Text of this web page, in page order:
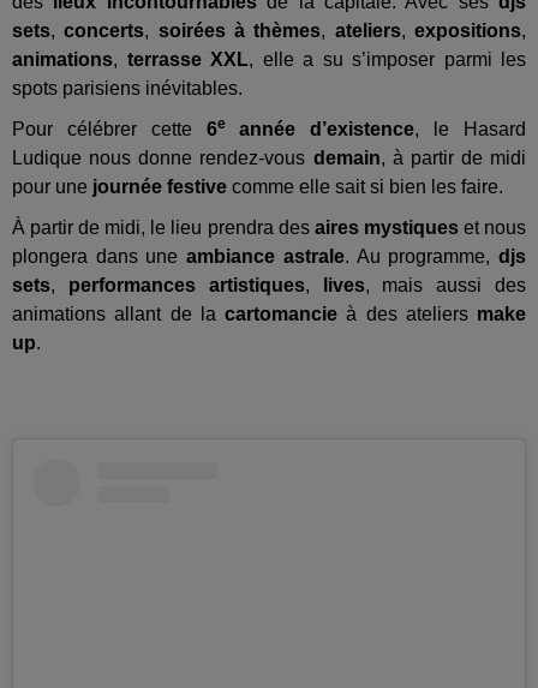
sets,concerts, soirées à thèmes, ateliers,expositions,
animations, terrasse XXL, elle a su s’imposer parmi les
spots parisiens inévitables.
Pour célébrer cette 6eannée d’existence, le Hasard
Ludique nous donne rendez-vous demain, à partir de midi
pour une journée festive comme elle sait si bien les faire.
À partir de midi, le lieu prendra des aires mystiqueset nous
plongera dans une ambiance astrale. Au programme,djs
sets, performances artistiques, lives, mais aussi des
animations allant de la cartomancieà des ateliers make
up.